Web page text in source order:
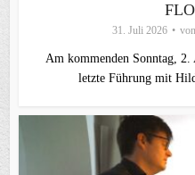
31. Juli 2026 von
Am kommenden Sonntag,
letzte Führung mit